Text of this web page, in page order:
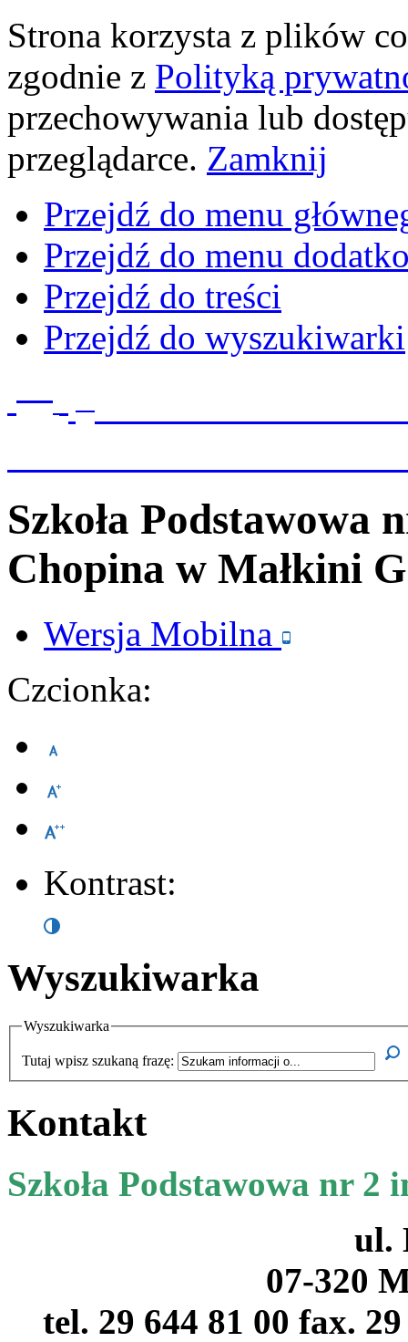
Strona korzysta z plików
zgodnie z Polityką
przechowywania lub
przeglądarce. Zamknij
Przejdź do menu
Przejdź do menu
Przejdź do treści
Przejdź do wyszukiwarki
Szkoła Podstawowa
Chopina w Małkini
Wersja Mobilna
Czcionka:
Kontrast:
Wyszukiwarka
Wyszukiwarka
Tutaj wpisz szukaną frazę:
Kontakt
Szkoła Podstawowa nr
ul.
07-320
tel. 29 644 81 00 fax.